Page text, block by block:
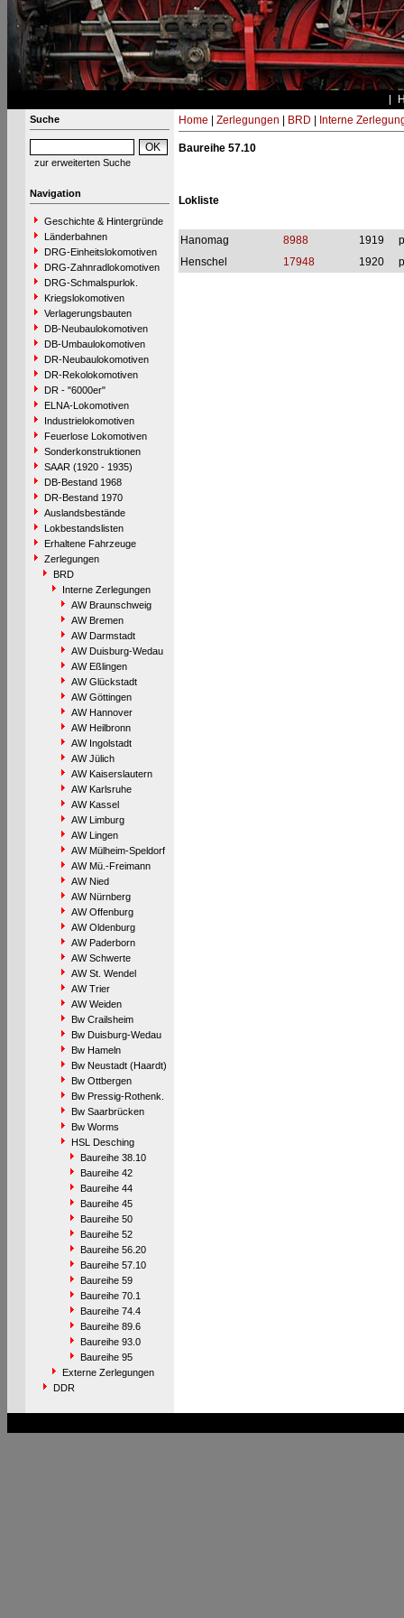
Suche
zur erweiterten Suche
Navigation
Geschichte & Hintergründe
Länderbahnen
DRG-Einheitslokomotiven
DRG-Zahnradlokomotiven
DRG-Schmalspurlok.
Kriegslokomotiven
Verlagerungsbauten
DB-Neubaulokomotiven
DB-Umbaulokomotiven
DR-Neubaulokomotiven
DR-Rekolokomotiven
DR - "6000er"
ELNA-Lokomotiven
Industrielokomotiven
Feuerlose Lokomotiven
Sonderkonstruktionen
SAAR (1920 - 1935)
DB-Bestand 1968
DR-Bestand 1970
Auslandsbestände
Lokbestandslisten
Erhaltene Fahrzeuge
Zerlegungen
BRD
Interne Zerlegungen
AW Braunschweig
AW Bremen
AW Darmstadt
AW Duisburg-Wedau
AW Eßlingen
AW Glückstadt
AW Göttingen
AW Hannover
AW Heilbronn
AW Ingolstadt
AW Jülich
AW Kaiserslautern
AW Karlsruhe
AW Kassel
AW Limburg
AW Lingen
AW Mülheim-Speldorf
AW Mü.-Freimann
AW Nied
AW Nürnberg
AW Offenburg
AW Oldenburg
AW Paderborn
AW Schwerte
AW St. Wendel
AW Trier
AW Weiden
Bw Crailsheim
Bw Duisburg-Wedau
Bw Hameln
Bw Neustadt (Haardt)
Bw Ottbergen
Bw Pressig-Rothenk.
Bw Saarbrücken
Bw Worms
HSL Desching
Baureihe 38.10
Baureihe 42
Baureihe 44
Baureihe 45
Baureihe 50
Baureihe 52
Baureihe 56.20
Baureihe 57.10
Baureihe 59
Baureihe 70.1
Baureihe 74.4
Baureihe 89.6
Baureihe 93.0
Baureihe 95
Externe Zerlegungen
DDR
Home Zerlegungen BRD Interne
Baureihe 57.10
Lokliste
Hanomag 8988 1919
Henschel
17948 1920